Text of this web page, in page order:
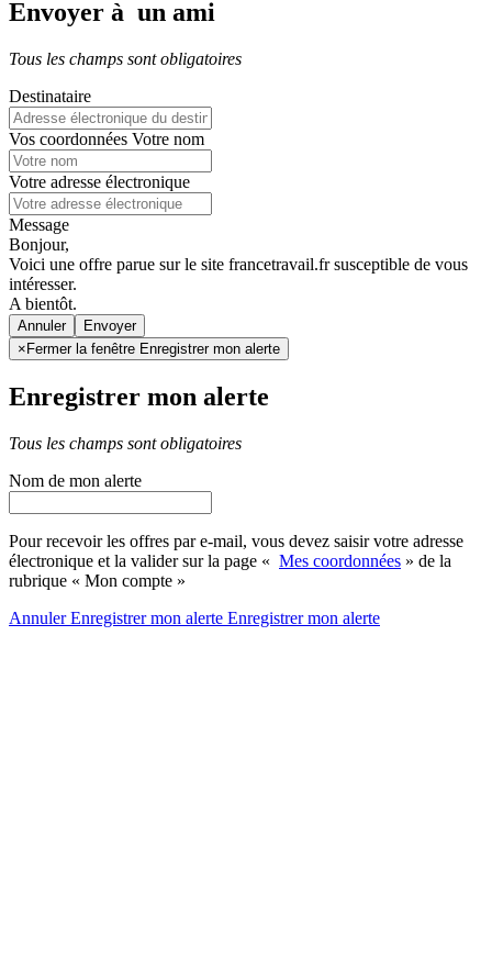
Envoyer à un ami
Tous les champs sont obligatoires
Destinataire
Vos coordonnées Votre nom
Votre adresse électronique
Message
Bonjour,
Voici une offre parue sur le site francetravail.fr susceptible de vous
intéresser.
A bientôt.
Annuler
× Fermer la fenêtre Enregistrer mon alerte
Enregistrer mon alerte
Tous les champs sont obligatoires
Nom de mon alerte
Pour recevoir les offres par e-mail, vous devez saisir votre adresse
électronique et la valider sur la page « Mes coordonnées » de la
rubrique « Mon compte »
AnnulerEnregistrer mon alerte Enregistrermon alerte